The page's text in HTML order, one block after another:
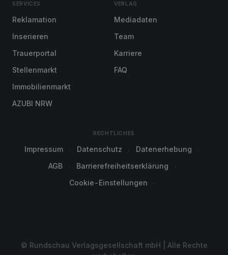
SERVICES
Reklamation
Inserieren
Trauerportal
Stellenmarkt
Immobilienmarkt
AZUBI NRW
VERLAG
Mediadaten
Team
Karriere
FAQ
RECHTLICHES
Impressum Datenschutz
Datenerhebung
AGB
Barrierefreiheitserklärung
Cookie-Einstellungen
© Rundschau Verlagsgesellschaft mbH | Alle Rechte